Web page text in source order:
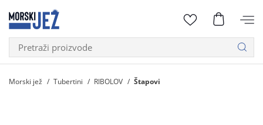
Morski jež Tubertini RIBOLOV Štapovi